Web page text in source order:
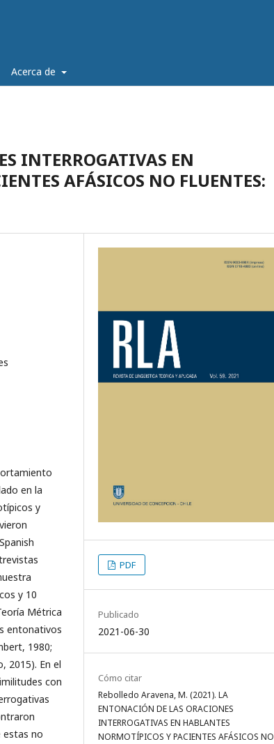
Acerca de
INTERROGATIVAS EN
AFÁSICOS NO FLUENTES:
en la
y
y 10
Métrica
entonativos
1980;
2015). En el
con
estas no
PDF
Publicado
2021-06-30
Cómo citar
Rebolledo Aravena, M. (2021). LA
ENTONACIÓN DE LAS ORACIONES
INTERROGATIVAS EN HABLANTES
NORMOTÍPICOS Y PACIENTES AFÁSICOS NO